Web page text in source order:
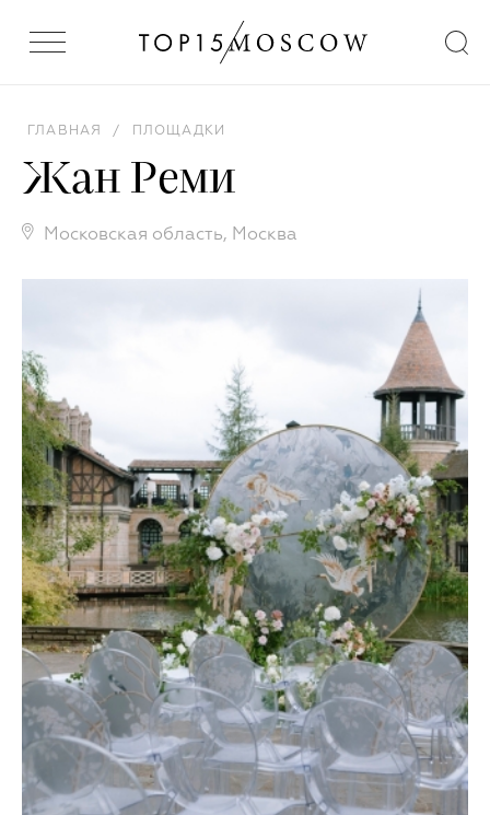
ГЛАВНАЯ / ПЛОЩАДКИ
Жан Реми
Московская область, Москва